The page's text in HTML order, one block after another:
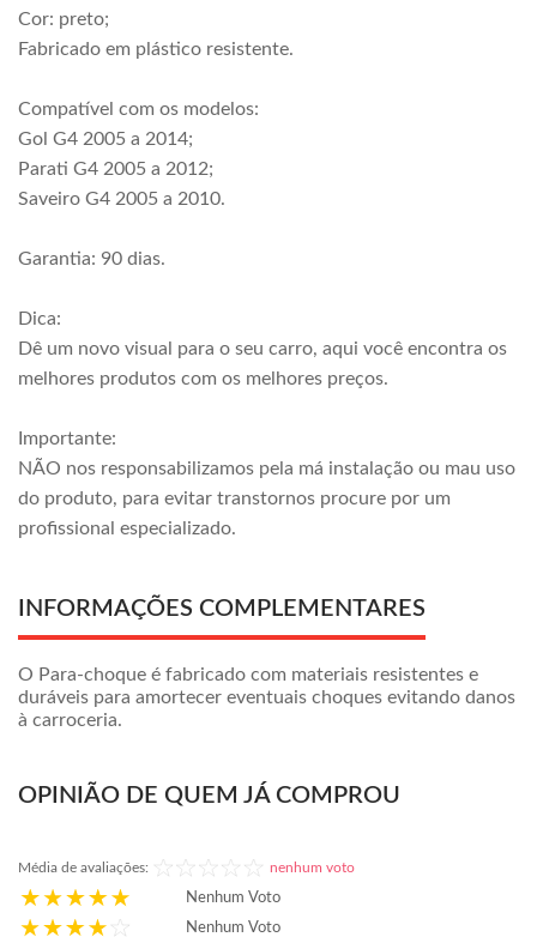
Cor: preto;
Fabricado em plástico resistente.
Compatível com os modelos:
Gol G4 2005 a 2014;
Parati G4 2005 a 2012;
Saveiro G4 2005 a 2010.
Garantia: 90 dias.
Dica:
Dê um novo visual para o seu carro, aqui você encontra os
melhores produtos com os melhores preços.
Importante:
NÃO nos responsabilizamos pela má instalação ou mau uso
do produto, para evitar transtornos procure por um
profissional especializado.
INFORMAÇÕES COMPLEMENTARES
O Para-choque é fabricado com materiais resistentes e
duráveis para amortecer eventuais choques evitando danos
à carroceria.
OPINIÃO DE QUEM JÁ COMPROU
Média de avaliações: nenhum voto
Nenhum Voto
Nenhum Voto